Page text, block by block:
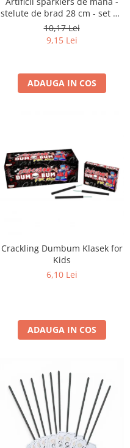
stelute de brad 28 cm - set 10
buc
10,17 Lei
9,15 Lei
ADAUGA IN COS
Crackling Dumbum Klasek for
Kids
6,10 Lei
ADAUGA IN COS